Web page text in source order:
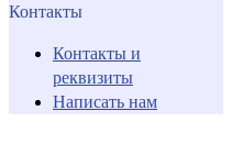
Контакты
Контакты и
реквизиты
Написать нам